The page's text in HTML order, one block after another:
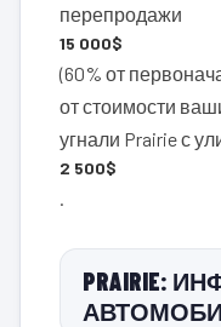
перепродажи
15 000$
(60% от
от стоимости
угнали Prairie с
2 500$
.
PRAIRIE: